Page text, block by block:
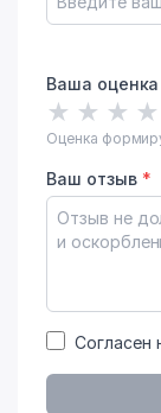
Ваша оценка
★ ★ ★ ★
Оценка
Ваш отзыв *
Согласен